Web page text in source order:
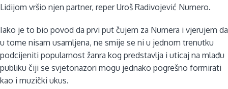
Lidijom vršio njen partner, reper Uroš Radivojević Numero.
Iako je to bio povod da prvi put čujem za Numera i vjerujem da
u tome nisam usamljena, ne smije se ni u jednom trenutku
podcijeniti popularnost žanra kog predstavlja i uticaj na mlađu
publiku čiji se svjetonazori mogu jednako pogrešno formirati
kao i muzički ukus.